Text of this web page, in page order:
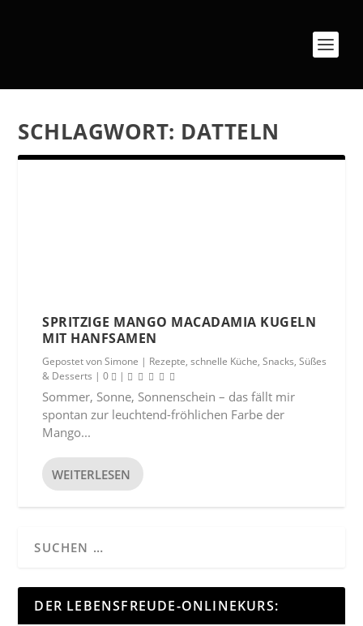
SCHLAGWORT: DATTELN
SPRITZIGE MANGO MACADAMIA KUGELN
MIT HANFSAMEN
Gepostet vonSimone | Rezepte,schnelle Küche,Snacks,Süßes
& Desserts |0 |
Sommer, Sonne, Sonnenschein – das fällt mir
spontan zur leuchtend-fröhlichen Farbe der
Mango...
WEITERLESEN
DER LEBENSFREUDE-ONLINEKURS: